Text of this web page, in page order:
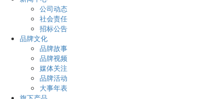
公司动态
社会责任
招标公告
品牌文化
品牌故事
品牌视频
媒体关注
品牌活动
大事年表